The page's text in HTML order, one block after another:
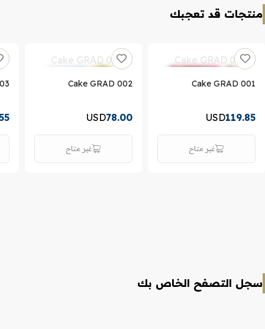
منتجات قد تعجبك
Cake GRAD 001
119.85
USD
غير متاح
Cake GRAD 002
78.00
USD
غير متاح
سجل التصفح الخاص بك